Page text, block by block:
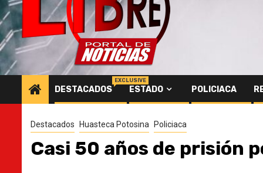
DESTACADOS
EXCLUSIVE
ESTADO POLICIACA
Destacados Huasteca Potosina Policiaca
Casi 50 años de prisión